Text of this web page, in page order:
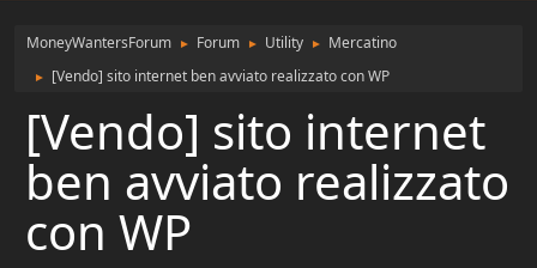
MoneyWantersForum ► Forum ► Utility ► Mercatino
► [Vendo] sito internet ben avviato realizzato con WP
[Vendo] sito internet
ben avviato realizzato
con WP